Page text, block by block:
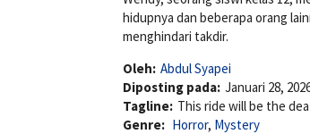
hidupnya dan beberapa orang
menghindari takdir.
Oleh: Abdul Syapei
Diposting pada: Januari 28,
Tagline: This ride will be the
Genre: Horror, Mystery